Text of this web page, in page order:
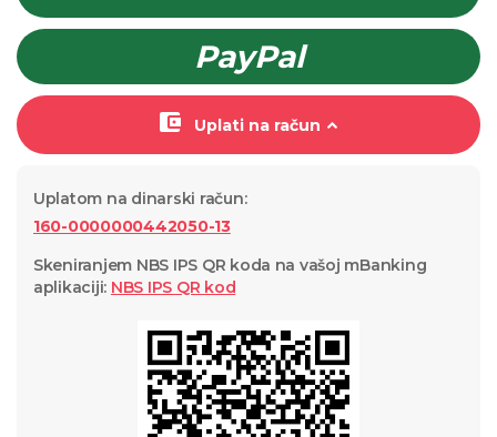
Uplati na račun
PayPal
Uplatom na dinarski račun:
160-0000000442050-13
Skeniranjem NBS IPS QR koda na vašoj mBanking
aplikaciji: NBS IPS QR kod